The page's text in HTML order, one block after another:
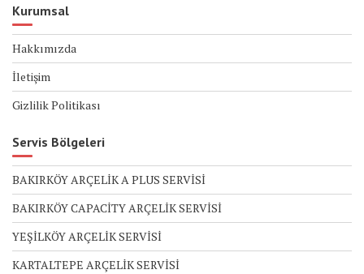
Kurumsal
Hakkımızda
İletişim
Gizlilik Politikası
Servis Bölgeleri
BAKIRKÖY ARÇELİK A PLUS SERVİSİ
BAKIRKÖY CAPACİTY ARÇELİK SERVİSİ
YEŞİLKÖY ARÇELİK SERVİSİ
KARTALTEPE ARÇELİK SERVİSİ